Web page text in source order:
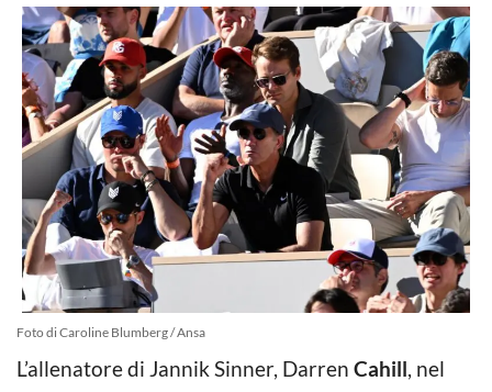
Foto di Caroline Blumberg / Ansa
L’allenatore di Jannik Sinner, Darren Cahill, nel